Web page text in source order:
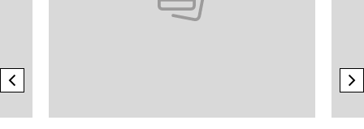
previous element